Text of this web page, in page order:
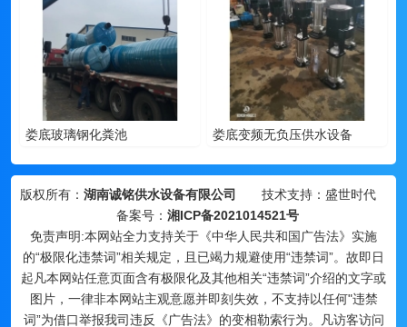
娄底玻璃钢化粪池 娄底变频无负压供水设备
版权所有： 湖南诚铭供水设备有限公司
技术支持：盛世时代
备案号： 湘ICP备2021014521号
免责声明:本网站全力支持关于《中华人民共和国广告法》实施
的“极限化违禁词”相关规定，且已竭力规避使用“违禁词”。故即日
起凡本网站任意页面含有极限化及其他相关“违禁词”介绍的文字或
图片，一律非本网站主观意愿并即刻失效，不支持以任何"违禁
词”为借口举报我司违反《广告法》的变相勒索行为。凡访客访问